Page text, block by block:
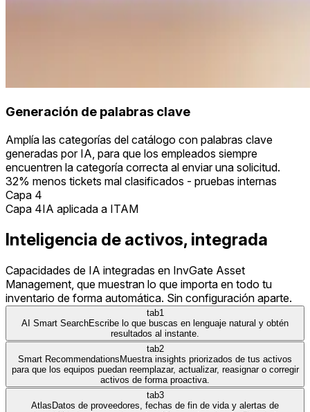
Generación de palabras clave
Amplía las categorías del catálogo con palabras clave
generadas por IA, para que los empleados siempre
encuentren la categoría correcta al enviar una solicitud.
32% menos tickets mal clasificados - pruebas internas
Capa 4
Capa 4IA aplicada a ITAM
Inteligencia de activos, integrada
Capacidades de IA integradas en InvGate Asset
Management, que muestran lo que importa en todo tu
inventario de forma automática. Sin configuración aparte.
tab1
AI Smart SearchEscribe lo que buscas en lenguaje natural y obtén
resultados al instante.
tab2
Smart RecommendationsMuestra insights priorizados de tus activos
para que los equipos puedan reemplazar, actualizar, reasignar o corregir
activos de forma proactiva.
tab3
AtlasDatos de proveedores, fechas de fin de vida y alertas de